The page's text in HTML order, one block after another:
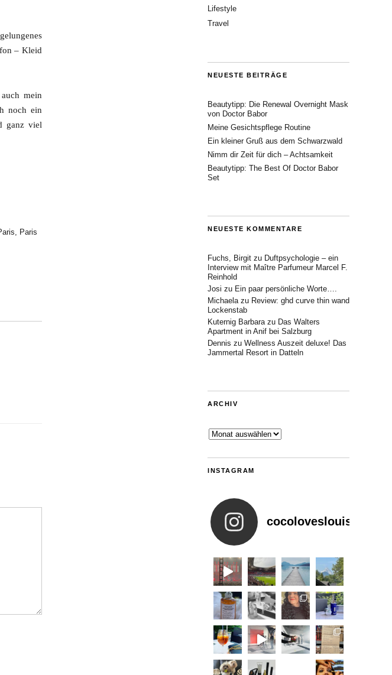
– Kleid
mein
noch ein
ganz viel
, Paris
Lifestyle
Travel
NEUESTE BEITRÄGE
Beautytipp: Die Renewal Overnight Mask
von Doctor Babor
Meine Gesichtspflege Routine
Ein kleiner Gruß aus dem Schwarzwald
Nimm dir Zeit für dich – Achtsamkeit
Beautytipp: The Best Of Doctor Babor
Set
NEUESTE KOMMENTARE
Fuchs, Birgit zu Duftpsychologie – ein
Interview mit Maître Parfumeur Marcel F.
Reinhold
Josi zu Ein paar persönliche Worte….
Michaelazu Review: ghd curve thin wand
Lockenstab
Kuternig Barbarazu Das Walters
Apartment in Anif bei Salzburg
Dennis zu Wellness Auszeit deluxe! Das
Jammertal Resort in Datteln
ARCHIV
Archiv
INSTAGRAM
cocoloveslouis